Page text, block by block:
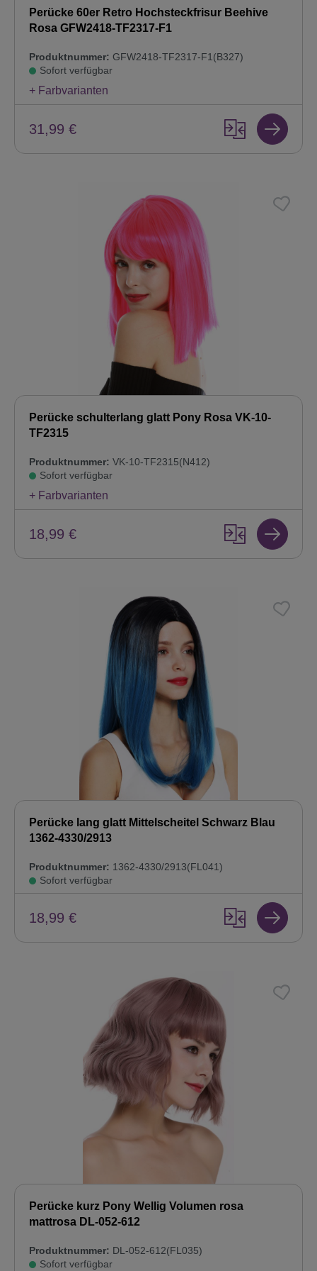
Perücke 60er Retro Hochsteckfrisur Beehive
Rosa GFW2418-TF2317-F1
Produktnummer: GFW2418-TF2317-F1(B327)
Sofort verfügbar
+ Farbvarianten
31,99 €
Perücke schulterlang glatt Pony Rosa VK-10-
TF2315
Produktnummer: VK-10-TF2315(N412)
Sofort verfügbar
+ Farbvarianten
18,99 €
Perücke lang glatt Mittelscheitel Schwarz Blau
1362-4330/2913
Produktnummer: 1362-4330/2913(FL041)
Sofort verfügbar
18,99 €
Perücke kurz Pony Wellig Volumen rosa
mattrosa DL-052-612
Produktnummer: DL-052-612(FL035)
Sofort verfügbar